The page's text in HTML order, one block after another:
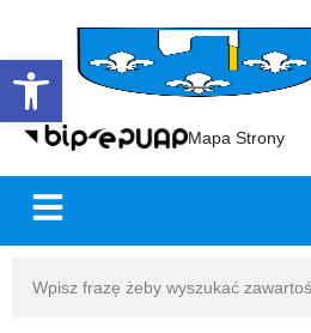
Open toolbar
Mapa Strony